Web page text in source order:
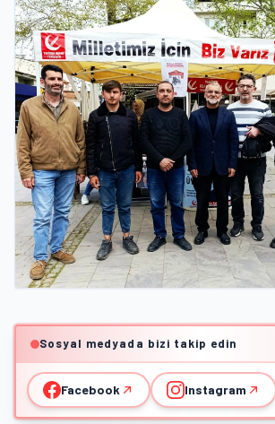
Sosyal medyada bizi takip edin
Facebook Instagram